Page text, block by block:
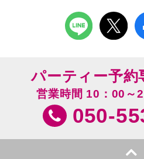
パーティー予約
営業時間 10：00～
050-